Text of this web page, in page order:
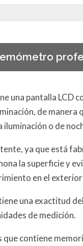
una pantalla LCD
de manera
o de
ya que está
la superficie y
en el
una exactitud
de medición.
contiene